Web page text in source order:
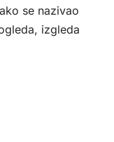
se nazivao
izgleda